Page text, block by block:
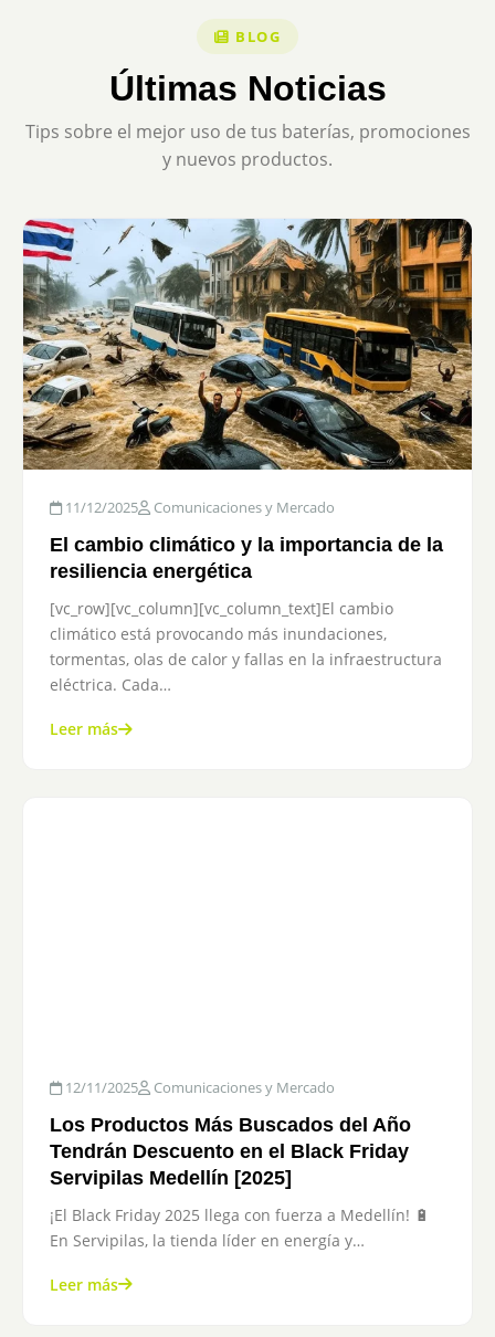
BLOG
Últimas Noticias
Tips sobre el mejor uso de tus baterías, promociones
y nuevos productos.
11/12/2025 Comunicaciones y Mercado
El cambio climático y la importancia de la
resiliencia energética
[vc_row][vc_column][vc_column_text]El cambio
climático está provocando más inundaciones,
tormentas, olas de calor y fallas en la infraestructura
eléctrica. Cada…
Leer más
12/11/2025 Comunicaciones y Mercado
Los Productos Más Buscados del Año
Tendrán Descuento en el Black Friday
Servipilas Medellín [2025]
¡El Black Friday 2025 llega con fuerza a Medellín! 🔋
En Servipilas, la tienda líder en energía y…
Leer más